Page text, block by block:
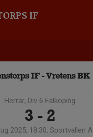
IF
IF - Vretens BK
Herrar, Div 6 Falköping
3 - 2
2025, 18:30, Sportvallen A